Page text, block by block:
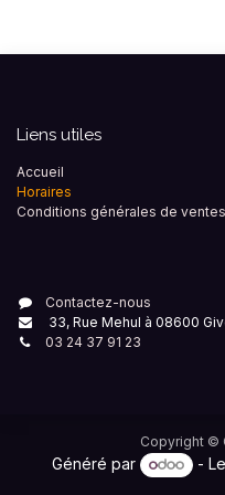
Liens utiles
Accueil
Horaires
Conditions générales de ventes
Contactez-nous
33, Rue Mehul à 08600
03 24 37 91 23
Copyright ©
Généré par -